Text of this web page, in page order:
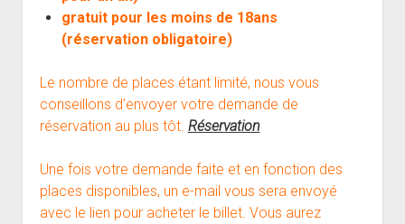
gratuit pour les moins de 18ans
(réservation obligatoire)
Le nombre de places étant limité, nous vous
conseillons d’envoyer votre demande de
réservation au plus tôt. Réservation
Une fois votre demande faite et en fonction des
places disponibles, un e-mail vous sera envoyé
avec le lien pour acheter le billet. Vous aurez